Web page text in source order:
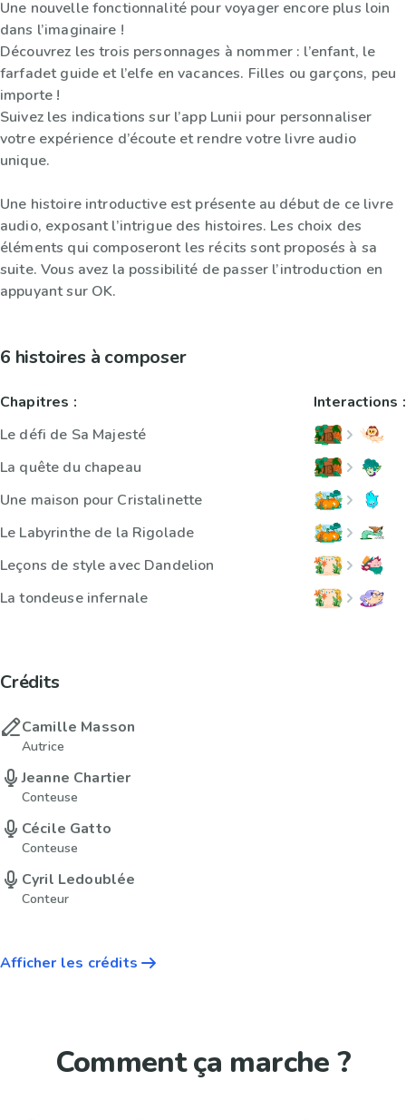
Une nouvelle fonctionnalité pour voyager encore plus loin
dans l’imaginaire !
Découvrez les trois personnages à nommer : l’enfant, le
farfadet guide et l’elfe en vacances. Filles ou garçons, peu
importe !
Suivez les indications sur l’app Lunii pour personnaliser
votre expérience d’écoute et rendre votre livre audio
unique.
Une histoire introductive est présente au début de ce livre
audio, exposant l’intrigue des histoires. Les choix des
éléments qui composeront les récits sont proposés à sa
suite. Vous avez la possibilité de passer l’introduction en
appuyant sur OK.
6 histoires à composer
Chapitres :
Le défi de Sa Majesté
La quête du chapeau
Une maison pour Cristalinette
Le Labyrinthe de la Rigolade
Leçons de style avec Dandelion
La tondeuse infernale
Interactions :
Crédits
Camille Masson
Autrice
Jeanne Chartier
Conteuse
Cécile Gatto
Conteuse
Cyril Ledoublée
Conteur
Afficher les crédits
Comment ça marche ?